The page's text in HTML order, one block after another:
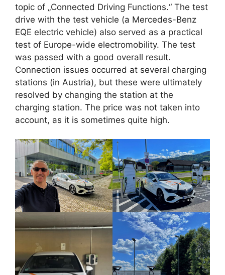
topic of „Connected Driving Functions.“ The test
drive with the test vehicle (a Mercedes-Benz
EQE electric vehicle) also served as a practical
test of Europe-wide electromobility. The test
was passed with a good overall result.
Connection issues occurred at several charging
stations (in Austria), but these were ultimately
resolved by changing the station at the
charging station. The price was not taken into
account, as it is sometimes quite high.